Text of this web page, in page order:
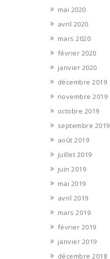
mai 2020
avril 2020
mars 2020
février 2020
janvier 2020
décembre 2019
novembre 2019
octobre 2019
septembre 2019
août 2019
juillet 2019
juin 2019
mai 2019
avril 2019
mars 2019
février 2019
janvier 2019
décembre 2018